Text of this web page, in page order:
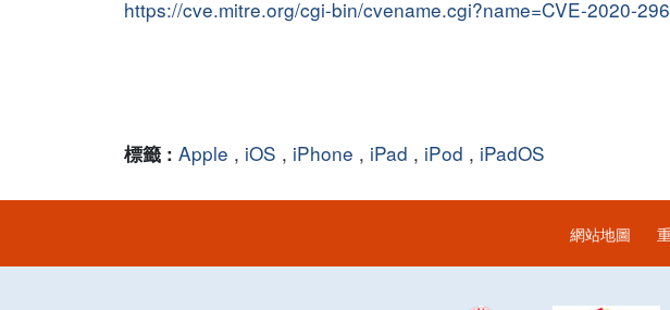
https://cve.mitre.org/cgi-bin/cvename.cgi?name=CVE-2020-
標籤 : Apple , iOS , iPhone , iPad , iPod , iPadOS
網站地圖